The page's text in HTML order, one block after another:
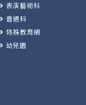
表演藝術科
普通科
特殊教育網
幼兒園